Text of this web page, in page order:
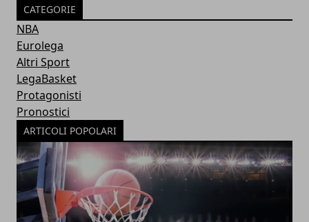
CATEGORIE
NBA
Eurolega
Altri Sport
LegaBasket
Protagonisti
Pronostici
ARTICOLI POPOLARI